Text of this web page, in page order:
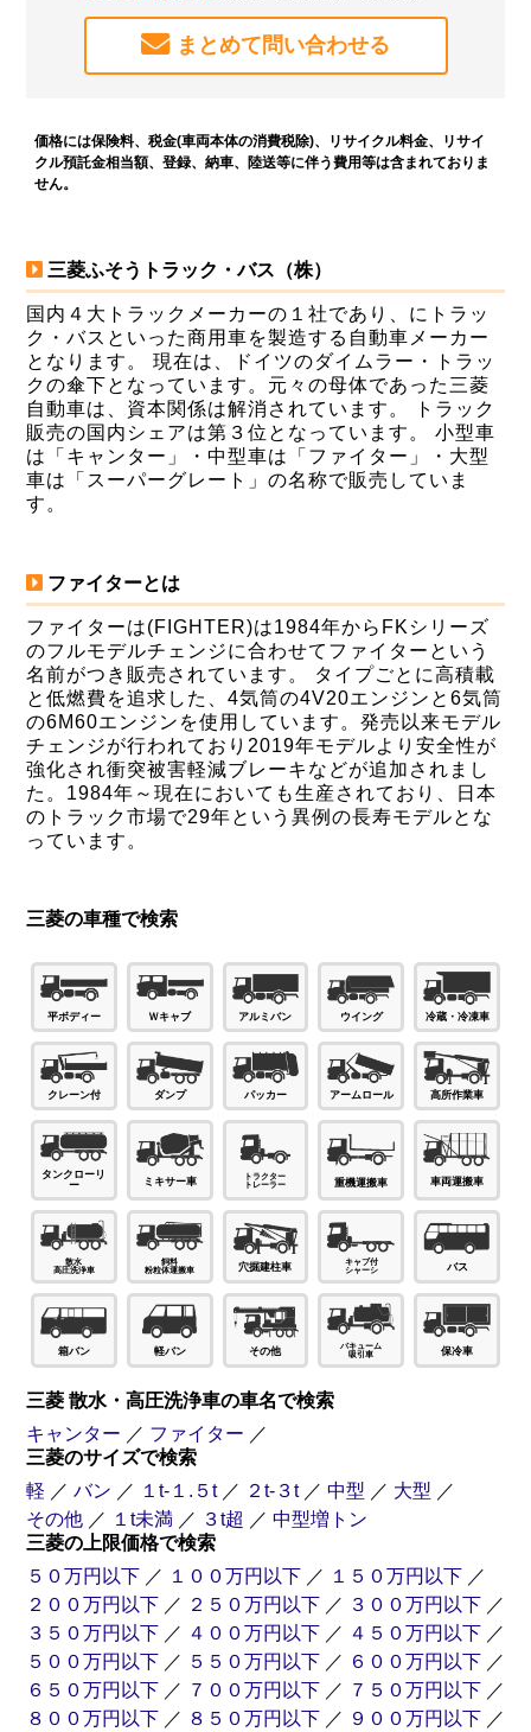
まとめて問い合わせる
価格には保険料、税金(車両本体の消費税除)、リサイクル料金、リサイ
クル預託金相当額、登録、納車、陸送等に伴う費用等は含まれておりま
せん。
三菱ふそうトラック・バス（株）
国内４大トラックメーカーの１社であり、にトラッ
ク・バスといった商用車を製造する自動車メーカー
となります。 現在は、ドイツのダイムラー・トラッ
クの傘下となっています。元々の母体であった三菱
自動車は、資本関係は解消されています。 トラック
販売の国内シェアは第３位となっています。 小型車
は「キャンター」・中型車は「ファイター」・大型
車は「スーパーグレート」の名称で販売していま
す。
ファイターとは
ファイターは(FIGHTER)は1984年からFKシリーズ
のフルモデルチェンジに合わせてファイターという
名前がつき販売されています。 タイプごとに高積載
と低燃費を追求した、4気筒の4V20エンジンと6気筒
の6M60エンジンを使用しています。発売以来モデル
チェンジが行われており2019年モデルより安全性が
強化され衝突被害軽減ブレーキなどが追加されまし
た。1984年～現在においても生産されており、日本
のトラック市場で29年という異例の長寿モデルとな
っています。
三菱の車種で検索
平ボディー Ｗキャブ アルミバン ウイング 冷蔵・冷凍車
クレーン付 ダンプ パッカー アームロール 高所作業車
タンクローリ
ー
ミキサー車 重機運搬車 車両運搬車
穴掘建柱車 バス
箱バン 軽バン その他 保冷車
三菱 散水・高圧洗浄車の車名で検索
キャンター ／ ファイター ／
三菱のサイズで検索
軽 ／ バン ／ １t-１.５t ／ ２t-３t ／ 中型 ／ 大型 ／
その他 ／ １t未満 ／ ３t超 ／ 中型増トン
三菱の上限価格で検索
５０万円以下 ／ １００万円以下 ／ １５０万円以下 ／
２００万円以下 ／ ２５０万円以下 ／ ３００万円以下 ／
３５０万円以下 ／ ４００万円以下 ／ ４５０万円以下 ／
５００万円以下 ／ ５５０万円以下 ／ ６００万円以下 ／
６５０万円以下 ／ ７００万円以下 ／ ７５０万円以下 ／
８００万円以下 ／ ８５０万円以下 ／ ９００万円以下 ／